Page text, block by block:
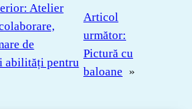
Atelier
de
abilități pentru
Articol
următor:
Pictură cu
baloane »